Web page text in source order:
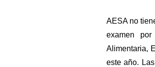
AESA no
examen
Alimentaria,
este año.